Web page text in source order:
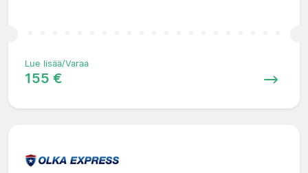
Lue lisää/Varaa
155 €